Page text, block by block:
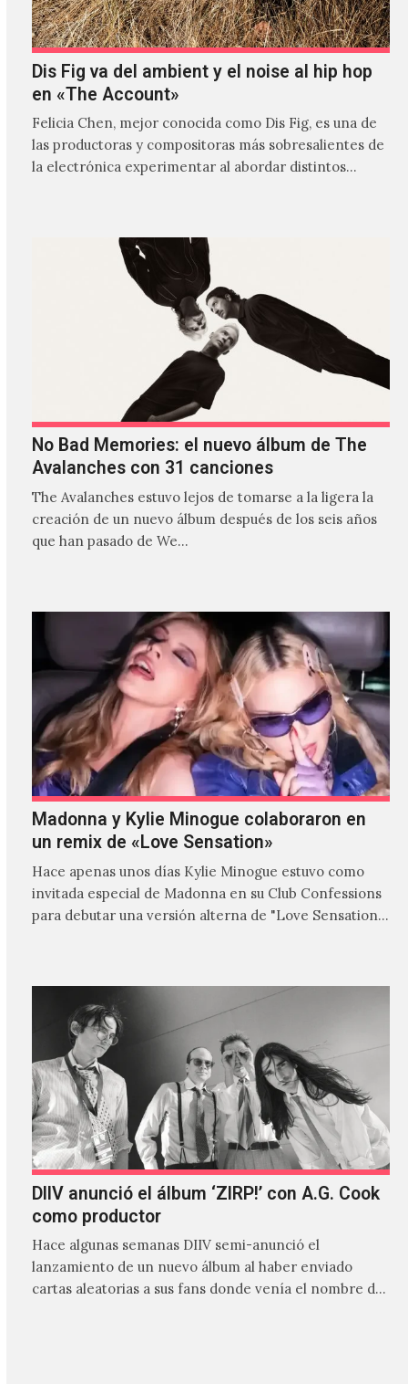
Dis Fig va del ambient y el noise al hip hop
en «The Account»
Felicia Chen, mejor conocida como Dis Fig, es una de
las productoras y compositoras más sobresalientes de
la electrónica experimentar al abordar distintos
No Bad Memories: el nuevo álbum de The
Avalanches con 31 canciones
The Avalanches estuvo lejos de tomarse a la ligera la
creación de un nuevo álbum después de los seis años
que han pasado de We…
Madonna y Kylie Minogue colaboraron en
un remix de «Love Sensation»
Hace apenas unos días Kylie Minogue estuvo como
invitada especial de Madonna en su Club Confessions
para debutar una versión alterna de "Love Sensation",
DIIV anunció el álbum ‘ZIRP!’ con A.G. Cook
como productor
Hace algunas semanas DIIV semi-anunció el
lanzamiento de un nuevo álbum al haber enviado
cartas aleatorias a sus fans donde venía el nombre de